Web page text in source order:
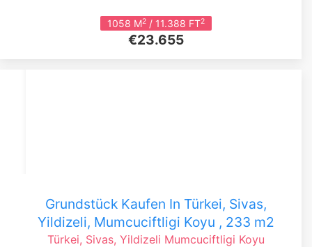
1058 M2 / 11.388 FT2
€23.655
Grundstück Kaufen In Türkei, Sivas,
Yildizeli, Mumcuciftligi Koyu , 233 m2
Türkei, Sivas, Yildizeli Mumcuciftligi Koyu